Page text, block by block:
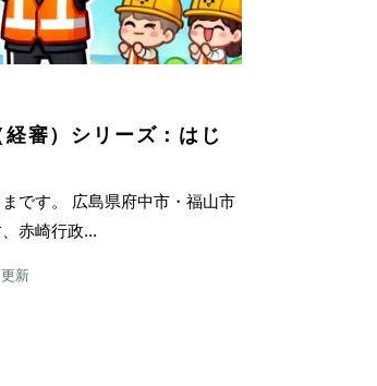
審）シリーズ：はじ
です。 広島県府中市・福山市
赤崎行政...
新